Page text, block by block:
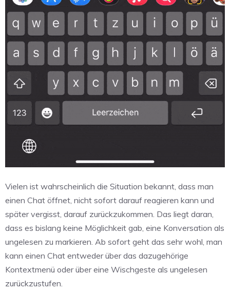
Vielen ist wahrscheinlich die Situation bekannt, dass man
einen Chat öffnet, nicht sofort darauf reagieren kann und
später vergisst, darauf zurückzukommen. Das liegt daran,
dass es bislang keine Möglichkeit gab, eine Konversation als
ungelesen zu markieren. Ab sofort geht das sehr wohl, man
kann einen Chat entweder über das dazugehörige
Kontextmenü oder über eine Wischgeste als ungelesen
zurückzustufen.